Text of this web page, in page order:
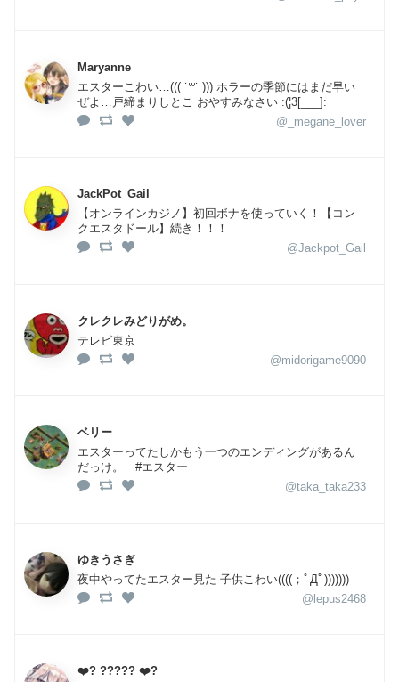
Maryanne
エスターこわい…((( ˙꒳​˙ ))) ホラーの季節にはまだ早い
ぜよ…戸締まりしとこ おやすみなさい :(¦3[___]:
@_megane_lover
JackPot_Gail
【オンラインカジノ】初回ボナを使っていく！【コン
クエスタドール】続き！！！
@Jackpot_Gail
クレクレみどりがめ。
テレビ東京
@midorigame9090
ベリー
エスターってたしかもう一つのエンディングがあるん
だっけ。 #エスター
@taka_taka233
ゆきうさぎ
夜中やってたエスター見た 子供こわい((((；ﾟДﾟ)))))))
@lepus2468
❤️‍? ????? ❤️‍?